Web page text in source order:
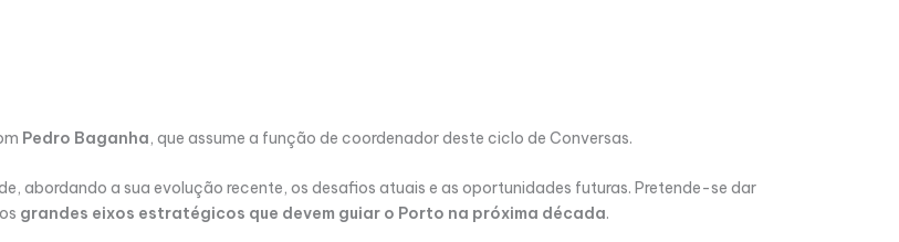
Pedro Baganha, que assume a função de coordenador deste ciclo de Conversas.
abordando a sua evolução recente, os desafios atuais e as oportunidades futuras. Pretende-se dar
grandes eixos estratégicos que devem guiar o Porto na próxima década.